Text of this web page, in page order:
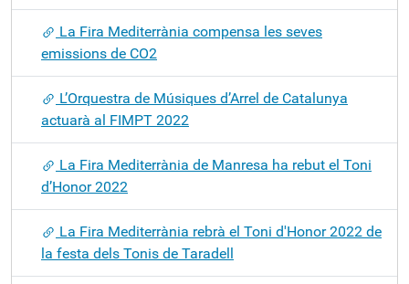
La Fira Mediterrània compensa les seves
emissions de CO2
L’Orquestra de Músiques d’Arrel de Catalunya
actuarà al FIMPT 2022
La Fira Mediterrània de Manresa ha rebut el Toni
d’Honor 2022
La Fira Mediterrània rebrà el Toni d'Honor 2022 de
la festa dels Tonis de Taradell